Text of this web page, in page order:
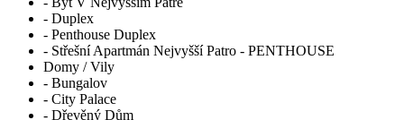
- Duplex
- Penthouse Duplex
- Střešní Apartmán Nejvyšší Patro - PENTHOUSE
Domy / Vily
- Bungalov
- City Palace
- Dřevěný Dům